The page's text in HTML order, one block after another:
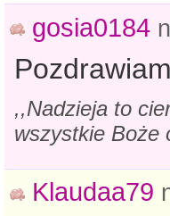
gosia0184
,,Nadzieja to
wszystkie
Klaudaa79